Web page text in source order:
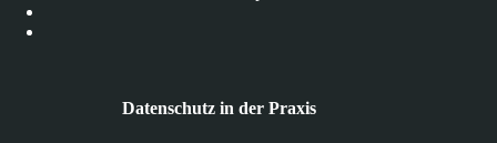
Datenschutz in der Praxis